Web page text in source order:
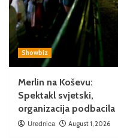
Showbiz
Merlin na Koševu:
Spektakl svjetski,
organizacija podbacila
Urednica August 1, 2026